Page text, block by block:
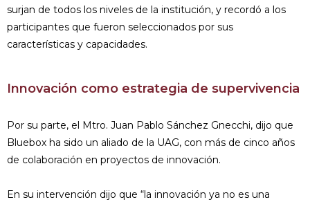
surjan de todos los niveles de la institución, y recordó a los
participantes que fueron seleccionados por sus
características y capacidades.
Innovación como estrategia de supervivencia
Por su parte, el Mtro. Juan Pablo Sánchez Gnecchi, dijo que
Bluebox ha sido un aliado de la UAG, con más de cinco años
de colaboración en proyectos de innovación.
En su intervención dijo que “la innovación ya no es una